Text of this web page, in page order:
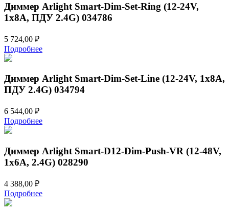
Диммер Arlight Smart-Dim-Set-Ring (12-24V,
1x8A, ПДУ 2.4G) 034786
5 724,00 ₽
Подробнее
Диммер Arlight Smart-Dim-Set-Line (12-24V, 1x8A,
ПДУ 2.4G) 034794
6 544,00 ₽
Подробнее
Диммер Arlight Smart-D12-Dim-Push-VR (12-48V,
1x6A, 2.4G) 028290
4 388,00 ₽
Подробнее